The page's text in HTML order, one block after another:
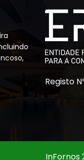
Registo
InFornos